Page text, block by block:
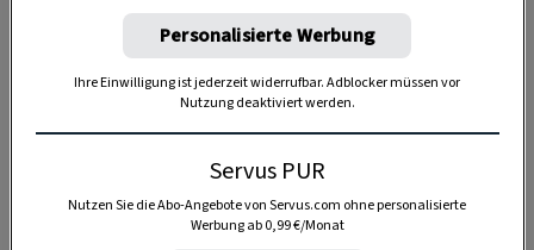
Personalisierte Werbung
Ihre Einwilligung ist jederzeit widerrufbar. Adblocker müssen vor
Nutzung deaktiviert werden.
Servus PUR
Nutzen Sie die Abo-Angebote von Servus.com ohne personalisierte
Werbung ab 0,99 €/Monat